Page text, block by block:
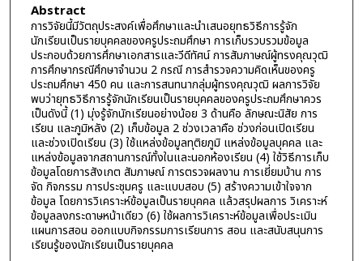
Abstract
การวิจัยนี้มีวัตถุประสงค์เพื่อศึกษาและนำเสนอยุทธวิธีการรู้จัก
นักเรียนเป็นรายบุคคลของครูประถมศึกษา การเก็บรวบรวมข้อมูล
ประกอบด้วยการศึกษาเอกสารและวีดีทัศน์ การสัมภาษณ์ผู้ทรงคุณวุฒิ
การศึกษากรณีศึกษาจำนวน 2 กรณี การสำรวจความคิดเห็นของครู
ประถมศึกษา 450 คน และการสนทนากลุ่มผู้ทรงคุณวุฒิ ผลการวิจัย
พบว่ายุทธวิธีการรู้จักนักเรียนเป็นรายบุคคลของครูประถมศึกษาควร
เป็นดังนี้ (1) มุ่งรู้จักนักเรียนอย่างน้อย 3 ด้านคือ ลักษณะนิสัย การ
เรียน และภูมิหลัง (2) เก็บข้อมูล 2 ช่วงเวลาคือ ช่วงก่อนเปิดเรียน
และช่วงเปิดเรียน (3) ใช้แหล่งข้อมูลทุติยภูมิ แหล่งข้อมูลบุคคล และ
แหล่งข้อมูลจากสถานการณ์ทั้งในและนอกห้องเรียน (4) ใช้วิธีการเก็บ
ข้อมูลโดยการสังเกต สัมภาษณ์ การตรวจผลงาน การเยี่ยมบ้าน การ
จัด กิจกรรม การประชุมครู และแบบสอบ (5) สร้างความเข้าใจจาก
ข้อมูล โดยการวิเคราะห์ข้อมูลเป็นรายบุคคล แล้วสรุปผลการ วิเคราะห์
ข้อมูลลงกระดาษหน้าเดียว (6) ใช้ผลการวิเคราะห์ข้อมูลเพื่อประเมิน
แผนการสอน ออกแบบกิจกรรมการเรียนการ สอน และสนับสนุนการ
เรียนรู้ของนักเรียนเป็นรายบุคคล